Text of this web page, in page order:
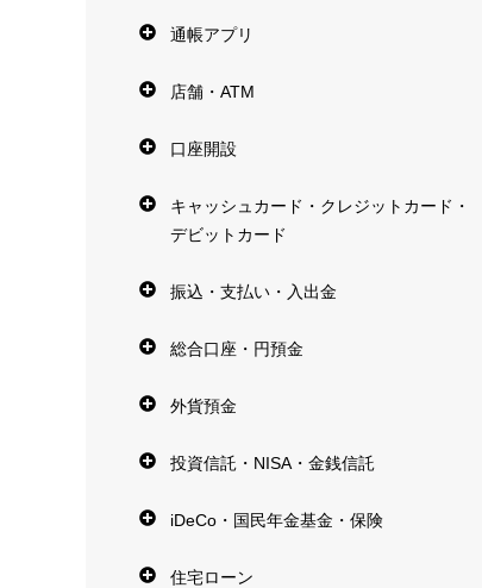
通帳アプリ
店舗・ATM
口座開設
キャッシュカード・クレジットカード・
デビットカード
振込・支払い・入出金
総合口座・円預金
外貨預金
投資信託・NISA・金銭信託
iDeCo・国民年金基金・保険
住宅ローン